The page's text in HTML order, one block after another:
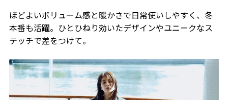
ほどよいボリューム感と暖かさで日常使いしやすく、冬
本番も活躍。ひとひねり効いたデザインやユニークなス
テッチで差をつけて。